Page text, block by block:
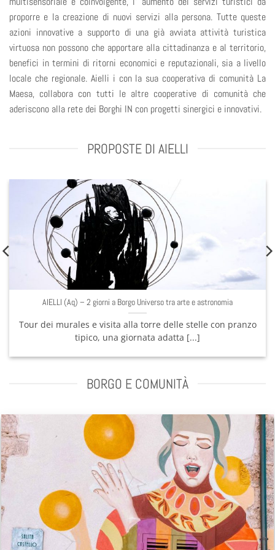
proporre e la creazione di nuovi servizi alla persona. Tutte queste
azioni innovative a supporto di una già avviata attività turistica
virtuosa non possono che apportare alla cittadinanza e al territorio,
benefici in termini di ritorni economici e reputazionali, sia a livello
locale che regionale. Aielli i con la sua cooperativa di comunità La
Maesa, collabora con tutti le altre cooperative di comunità che
aderiscono alla rete dei Borghi IN con progetti sinergici e innovativi.
PROPOSTE DI AIELLI
AIELLI (Aq) – 2 giorni a Borgo Universo tra arte e
Tour dei murales e visita alla torre delle stelle
tipico, una giornata adatta [...]
pranzo
BORGO E COMUNITÀ